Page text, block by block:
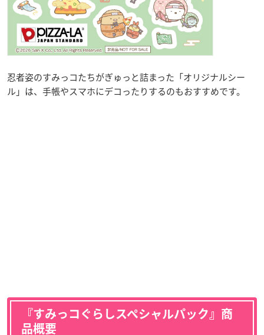
忍者姿のすみっコたちがぎゅっと詰まった「オリジナルシー
ル」は、手帳やスマホにデコったりするのもおすすめです。
『すみっコぐらしスペシャルパック』商
品概要